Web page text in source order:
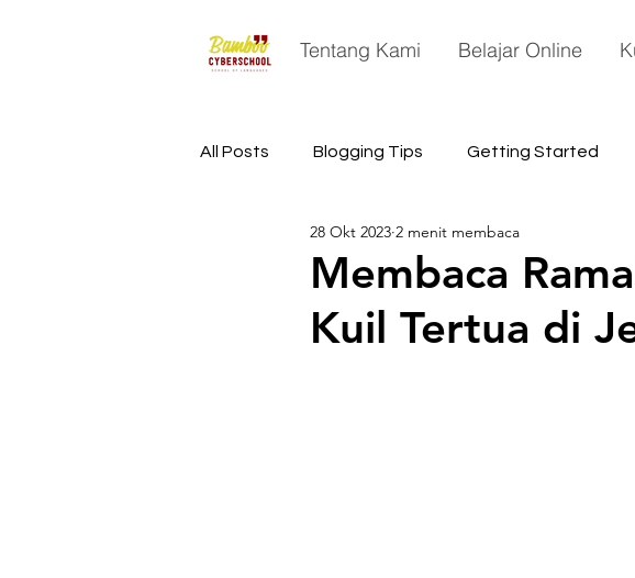
Tentang Kami Belajar Online
All Posts Blogging Tips Getting Started
Astronomy Space
Membaca
Kuil Tertua di
28 Okt 2023 2 menit membaca